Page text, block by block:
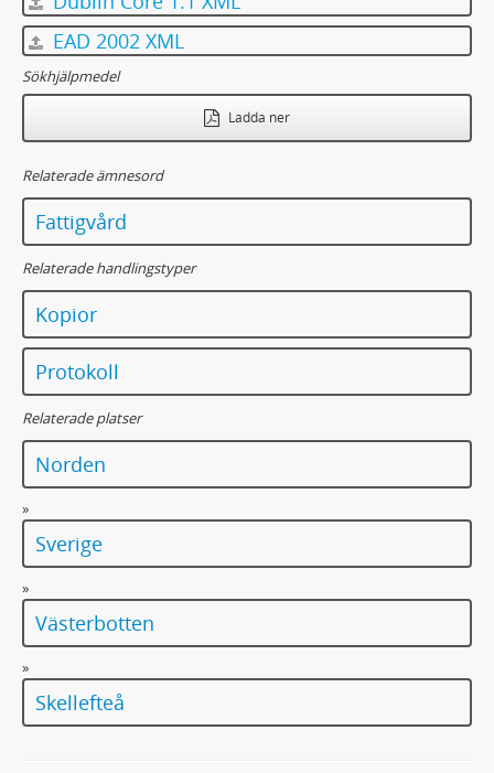
EAD 2002 XML
Sökhjälpmedel
Ladda ner
Relaterade ämnesord
Fattigvård
Relaterade handlingstyper
Kopior
Protokoll
Relaterade platser
Norden
»
Sverige
»
Västerbotten
»
Skellefteå